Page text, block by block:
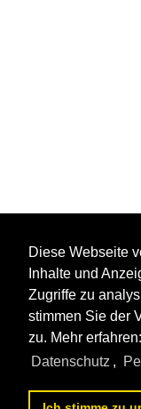
Diese Webseite
Inhalte und
Zugriffe zu
stimmen Sie der
zu. Mehr erfahren:
Datenschutz ,